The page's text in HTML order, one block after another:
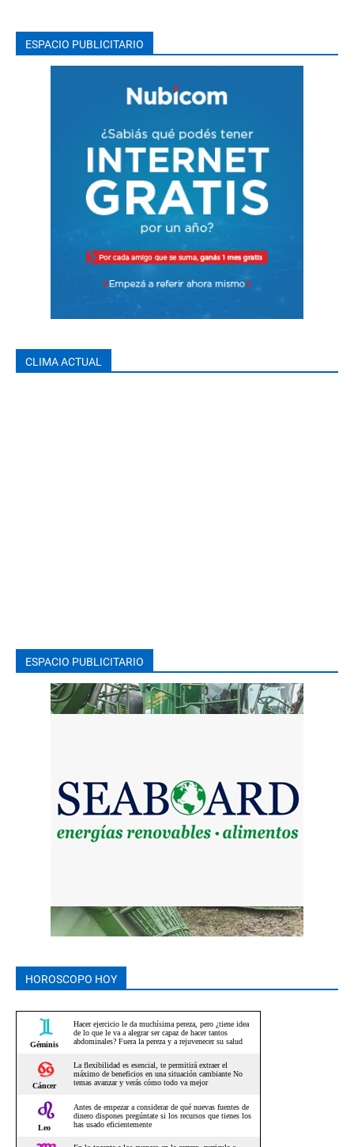
ESPACIO PUBLICITARIO
CLIMA ACTUAL
ESPACIO PUBLICITARIO
HOROSCOPO HOY